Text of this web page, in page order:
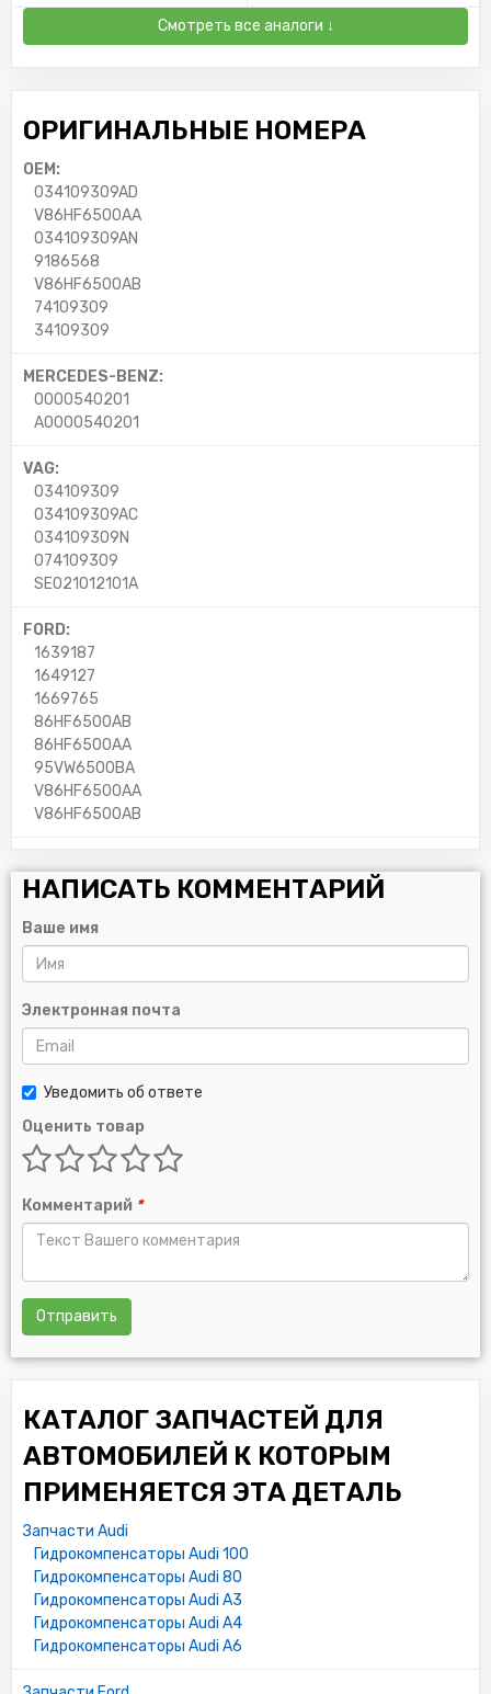
Смотреть все аналоги ↓
ОРИГИНАЛЬНЫЕ НОМЕРА
OEM:
034109309AD
V86HF6500AA
034109309AN
9186568
V86HF6500AB
74109309
34109309
MERCEDES-BENZ:
0000540201
A0000540201
VAG:
034109309
034109309AC
034109309N
074109309
SE021012101A
FORD:
1639187
1649127
1669765
86HF6500AB
86HF6500AA
95VW6500BA
V86HF6500AA
V86HF6500AB
НАПИСАТЬ КОММЕНТАРИЙ
Ваше имя
Электронная почта
Уведомить об ответе
Оценить товар
Комментарий *
Отправить
КАТАЛОГ ЗАПЧАСТЕЙ ДЛЯ
АВТОМОБИЛЕЙ К КОТОРЫМ
ПРИМЕНЯЕТСЯ ЭТА ДЕТАЛЬ
Запчасти Audi
Гидрокомпенсаторы Audi 100
Гидрокомпенсаторы Audi 80
Гидрокомпенсаторы Audi A3
Гидрокомпенсаторы Audi A4
Гидрокомпенсаторы Audi A6